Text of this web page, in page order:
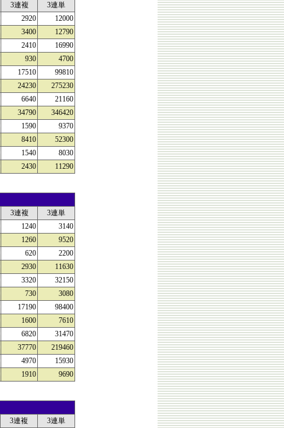
3連複
3連単
2920
12000
3400
12790
2410
16990
930
4700
17510
99810
24230
275230
6640
21160
34790
346420
1590
9370
8410
52300
1540
8030
2430 11290
3連複
3連単
1240
3140
1260
9520
620
2200
2930
11630
3320
32150
730
3080
17190
98400
1600
7610
6820
31470
37770
219460
4970
15930
1910 9690
3連複
3連単